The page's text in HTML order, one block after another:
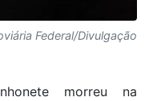
Federal/Divulgação
morreu na